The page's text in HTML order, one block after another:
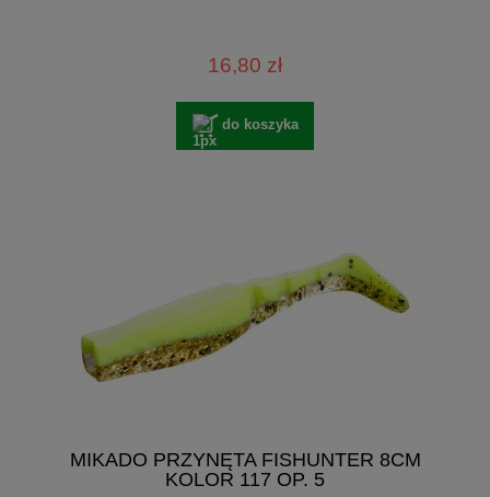
16,80 zł
do koszyka
MIKADO PRZYNĘTA FISHUNTER 8CM
KOLOR 117 OP. 5